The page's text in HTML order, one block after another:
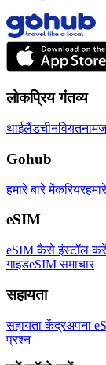
लोकप्रिय गंतव्य
थाईलैंडचीनवियतनाम
Gohub
हमारे बारे मेंकरियर
eSIM
eSIM कैसे इंस्टॉल करें
गाइडeSIM समाचार
सहायता
सहायता केंद्रअपना
प्रश्न